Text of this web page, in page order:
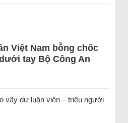
Việt Nam bỗng chốc
tay Bộ Công An
vây dư luận viên – triệu người